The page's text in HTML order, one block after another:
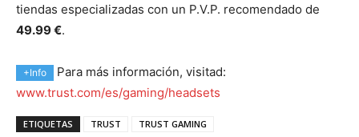
tiendas especializadas con un P.V.P. recomendado de
49.99 €.
+Info
Para más información, visitad:
www.trust.com/es/gaming/headsets
ETIQUETAS TRUST TRUST GAMING